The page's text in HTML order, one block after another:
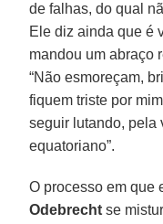
de falhas, do qual
Ele diz ainda que é
mandou um abraço
“Não esmoreçam,
fiquem triste por
seguir lutando, pela
equatoriano”.
O processo em que
Odebrecht se